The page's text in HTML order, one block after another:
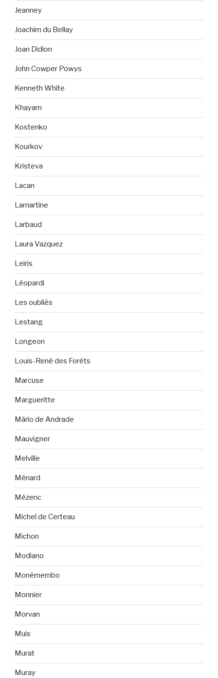
Jeanney
Joachim du Bellay
Joan Didion
John Cowper Powys
Kenneth White
Khayam
Kostenko
Kourkov
Kristeva
Lacan
Lamartine
Larbaud
Laura Vazquez
Leiris
Léopardi
Les oubliés
Lestang
Longeon
Louis-René des Forêts
Marcuse
Margueritte
Mário de Andrade
Mauvigner
Melville
Ménard
Mézenc
Michel de Certeau
Michon
Modiano
Monémembo
Monnier
Morvan
Muis
Murat
Muray